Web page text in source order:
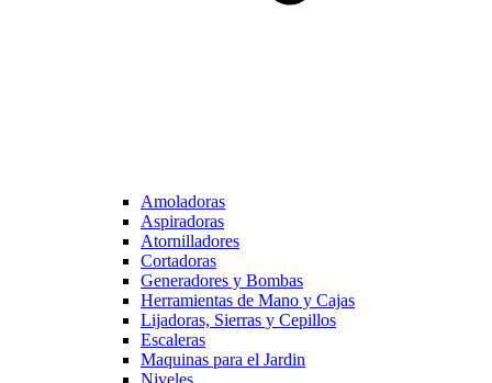
Amoladoras
Aspiradoras
Atornilladores
Cortadoras
Generadores y Bombas
Herramientas de Mano y Cajas
Lijadoras, Sierras y Cepillos
Escaleras
Maquinas para el Jardin